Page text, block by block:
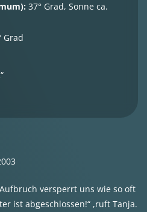
37° Grad, Sonne ca.
Grad
versperrt uns wie so oft
ist abgeschlossen!“ ,ruft Tanja.